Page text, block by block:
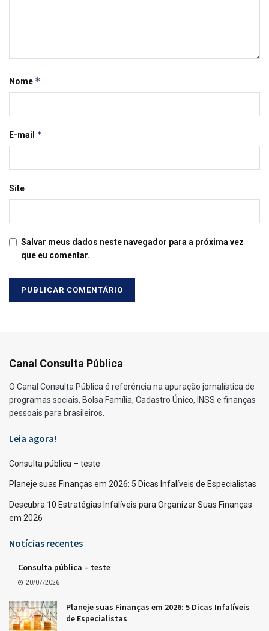
Nome *
E-mail *
Site
Salvar meus dados neste navegador para a próxima vez
que eu comentar.
Canal Consulta Pública
O Canal Consulta Pública é referência na apuração jornalística de
programas sociais, Bolsa Família, Cadastro Único, INSS e finanças
pessoais para brasileiros.
Leia agora!
Consulta pública – teste
Planeje suas Finanças em 2026: 5 Dicas Infalíveis de Especialistas
Descubra 10 Estratégias Infalíveis para Organizar Suas Finanças
em 2026
Notícias recentes
Consulta pública – teste
20/07/2026
Planeje suas Finanças em 2026: 5 Dicas Infalíveis
de Especialistas